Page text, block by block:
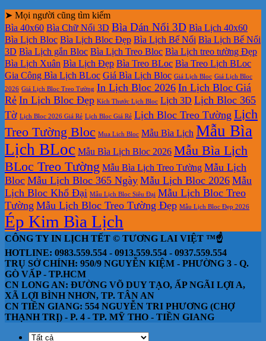
➤ Mọi người cũng tìm kiếm
Bìa 40x60 Bìa Chữ Nổi 3D Bìa Dán Nổi 3D Bìa Lịch 40x60
Bìa Lịch Bloc Bìa Lịch Bloc Đẹp Bìa Lịch Bế Nổi Bìa Lịch Bế Nổi
3D Bìa Lịch gắn Bloc Bìa Lịch Treo Bloc Bìa Lịch treo tường Đẹp
Bìa Lịch Xuân Bìa Lịch Đẹp Bìa Treo BLoc Bìa Treo Lịch BLoc
Gia Công Bìa Lịch BLoc Giá Bìa Lịch Bloc Giá Lịch Bloc Giá Lịch Bloc
2026 Giá Lịch Bloc Treo Tường In Lịch Bloc 2026 In Lịch Bloc Giá
Rẻ In Lịch Bloc Đẹp Kích Thước Lịch Bloc Lịch 3D Lịch Bloc 365
Tờ Lịch Bloc 2026 Giá Rẻ Lịch Bloc Giá Rẻ Lịch Bloc Treo Tường Lịch
Treo Tường Bloc Mua Lich Bloc Mẫu Bìa Lịch Mẫu Bìa
Lịch BLoc Mẫu Bìa Lịch Bloc 2026 Mẫu Bìa Lịch
BLoc Treo Tường Mẫu Bìa Lịch Treo Tường Mẫu Lịch
Bloc Mẫu Lịch Bloc 365 Ngày Mẫu Lịch Bloc 2026 Mẫu
Lịch Bloc Khổ Đại Mẫu Lịch Bloc Siêu Đại Mẫu Lịch Bloc Treo
Tường Mẫu Lịch Bloc Treo Tường Đẹp Mẫu Lịch Bloc Đẹp 2026
Ép Kim Bìa Lịch
CÔNG TY IN LỊCH TẾT © TƯƠNG LAI VIỆT ™☝️
HOTLINE: 0983.559.554 - 0913.559.554 - 0937.559.554
TRỤ SỞ CHÍNH: 950/9 NGUYỄN KIỆM - PHƯỜNG 3 - Q.
GÒ VẤP - TP.HCM
CN LONG AN: ĐƯỜNG VÕ DUY TẠO, ẤP NGÃI LỢI A,
XÃ LỢI BÌNH NHƠN, TP. TÂN AN
CN TIỀN GIANG: 554 NGUYỄN TRI PHƯƠNG (CHỢ
THẠNH TRỊ) - P. 4 - TP. MỸ THO - TIỀN GIANG